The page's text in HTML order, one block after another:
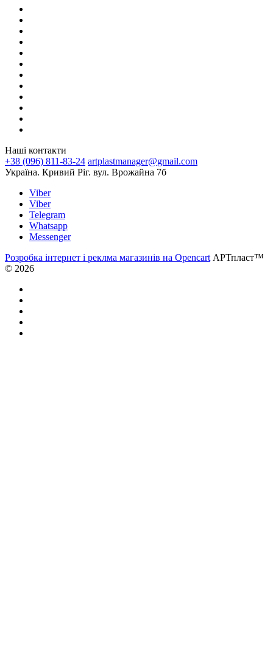
Наші контакти
+38 (096) 811-83-24 artplastmanager@gmail.com
Україна. Кривий Ріг. вул. Врожайна 7б
Viber
Viber
Telegram
Whatsapp
Messenger
Розробка інтернет і реклма магазинів на Opencart АРТпласт™
© 2026